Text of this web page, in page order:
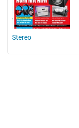
Stereo